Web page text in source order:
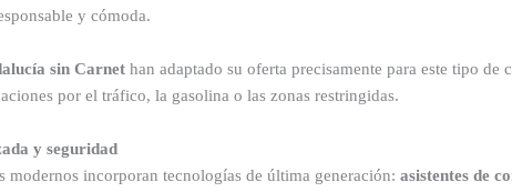
y cómoda.
sin Carnet han adaptado su oferta precisamente para este tipo
por el tráfico, la gasolina o las zonas restringidas.
y seguridad
modernos incorporan tecnologías de última generación:asistentes de